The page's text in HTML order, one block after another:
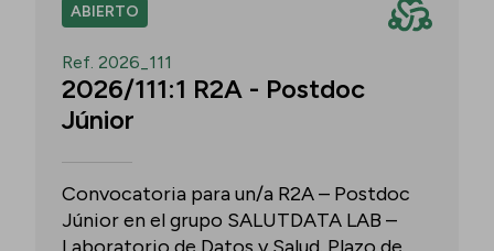
ABIERTO
Ref. 2026_111
2026/111:1 R2A - Postdoc
Júnior
Convocatoria para un/a R2A – Postdoc
Júnior en el grupo SALUTDATA LAB –